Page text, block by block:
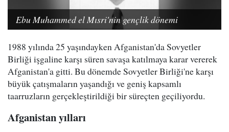
Ebu Muhammed el Mısri'nin gençlik dönemi
1988 yılında 25 yaşındayken Afganistan'da Sovyetler
Birliği işgaline karşı süren savaşa katılmaya karar vererek
Afganistan'a gitti. Bu dönemde Sovyetler Birliği'ne karşı
büyük çatışmaların yaşandığı ve geniş kapsamlı
taarruzların gerçekleştirildiği bir süreçten geçiliyordu.
Afganistan yılları